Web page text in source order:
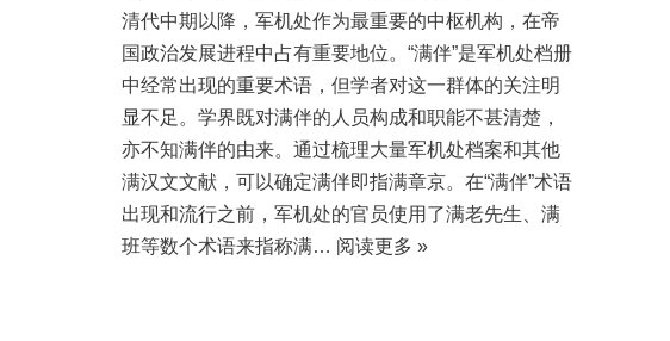
清代中期以降，军机处作为最重要的中枢机构，在帝
国政治发展进程中占有重要地位。“满伴”是军机处档册
中经常出现的重要术语，但学者对这一群体的关注明
显不足。学界既对满伴的人员构成和职能不甚清楚，
亦不知满伴的由来。通过梳理大量军机处档案和其他
满汉文文献，可以确定满伴即指满章京。在“满伴”术语
出现和流行之前，军机处的官员使用了满老先生、满
班等数个术语来指称满… 阅读更多 »